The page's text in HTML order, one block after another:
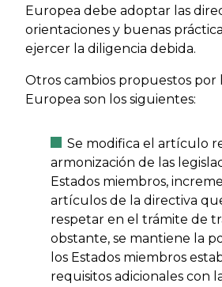
Europea debe adoptar las
orientaciones y buenas
ejercer la diligencia debida.
Otros cambios propuestos por
Europea son los siguientes:
Se modifica el artículo
armonización de las
Estados miembros,
artículos de la directiva
respetar en el trámite de
obstante, se mantiene la
los Estados miembros
requisitos adicionales con